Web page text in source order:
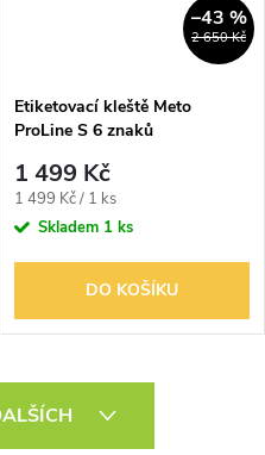
2 650 Kč
–43 %
Etiketovací kleště Meto
ProLine S 6 znaků
1 499 Kč
Měrná
cena:
1 499 Kč / 1 ks
Skladem 1 ks
DO KOŠÍKU